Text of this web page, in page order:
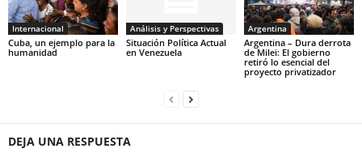
Internacional
Cuba, un ejemplo para la
humanidad
Análisis y Perspectivas
Situación Política Actual
en Venezuela
Argentina
Argentina – Dura derrota
de Milei: El gobierno
retiró lo esencial del
proyecto privatizador
DEJA UNA RESPUESTA